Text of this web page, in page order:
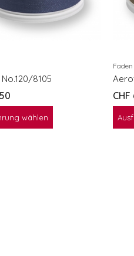
8105
wählen
Faden
CHF